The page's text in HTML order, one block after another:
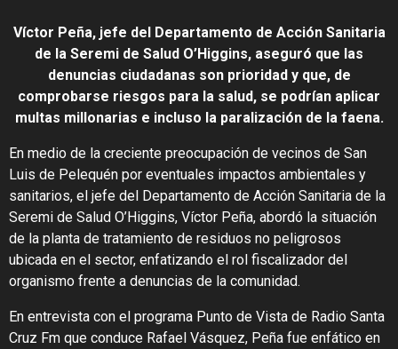
Víctor Peña, jefe del Departamento de Acción Sanitaria
de la Seremi de Salud O’Higgins, aseguró que las
denuncias ciudadanas son prioridad y que, de
comprobarse riesgos para la salud, se podrían aplicar
multas millonarias e incluso la paralización de la faena.
En medio de la creciente preocupación de vecinos de San
Luis de Pelequén por eventuales impactos ambientales y
sanitarios, el jefe del Departamento de Acción Sanitaria de la
Seremi de Salud O’Higgins, Víctor Peña, abordó la situación
de la planta de tratamiento de residuos no peligrosos
ubicada en el sector, enfatizando el rol fiscalizador del
organismo frente a denuncias de la comunidad.
En entrevista con el programa Punto de Vista de Radio Santa
Cruz Fm que conduce Rafael Vásquez, Peña fue enfático en